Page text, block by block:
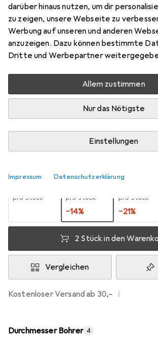
darüber hinaus nutzen, um dir
zu zeigen, unsere Webseite zu
Werbung auf unseren und anderen
anzuzeigen. Dazu können bestimmte
Dritte und Werbepartner
Allem zustimmen
Nur das Nötigste
Einstellungen
Impressum Datenschutzerklärung
3.4 mm
Preis in EUR inkl. MwSt.
Bewertungen Marke
Zwischen Do, 20.8. und Fr, 4.9.
Mehr als 10 Stück an Lager beim
Benachrichtigen, wenn schneller
1 Stück
pro Stück
pro Stück
−14%
3 Stück
pro Stück
−21%
2 Stück in den
Vergleichen
Kostenloser Versand ab 30,– i
Durchmesser Bohrer 4